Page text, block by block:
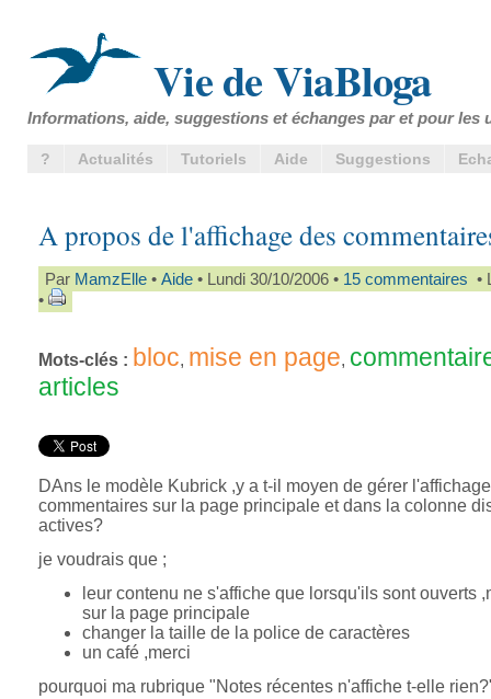
Vie de ViaBloga
Informations, aide, suggestions et échanges par et pour les
? Actualités Tutoriels Aide Suggestions
A propos de l'affichage des
Par MamzElle • Aide • Lundi 30/10/2006 • 15 commentaires •
•
Mots-clés : bloc, mise en page,
articles
DAns le modèle Kubrick ,y a t-il moyen de gérer
commentaires sur la page principale et dans la colonne
actives?
je voudrais que ;
leur contenu ne s'affiche que lorsqu'ils sont ouverts
sur la page principale
changer la taille de la police de caractères
un café ,merci
pourquoi ma rubrique "Notes récentes n'affiche t-elle